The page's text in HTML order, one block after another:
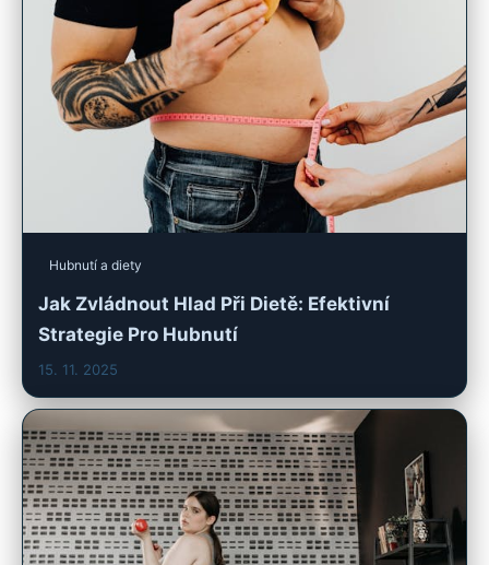
Hubnutí a diety
Jak Zvládnout Hlad Při Dietě: Efektivní
Strategie Pro Hubnutí
15. 11. 2025